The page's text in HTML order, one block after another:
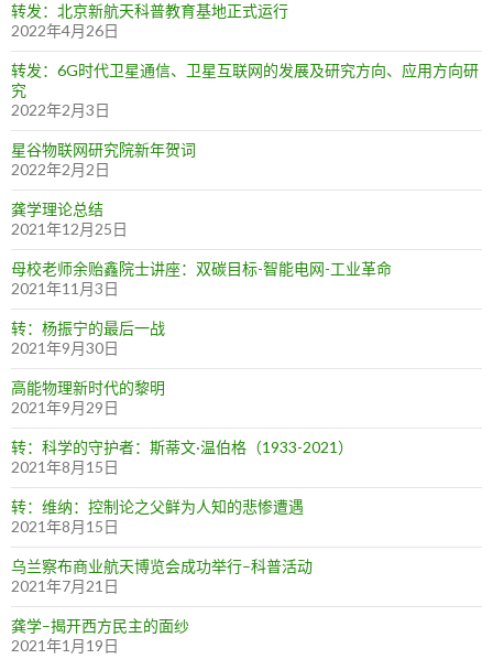
转发：北京新航天科普教育基地正式运行
2022年4月26日
转发：6G时代卫星通信、卫星互联网的发展及研究方向、应用方向研
究
2022年2月3日
星谷物联网研究院新年贺词
2022年2月2日
龚学理论总结
2021年12月25日
母校老师余贻鑫院士讲座：双碳目标-智能电网-工业革命
2021年11月3日
转：杨振宁的最后一战
2021年9月30日
高能物理新时代的黎明
2021年9月29日
转：科学的守护者：斯蒂文·温伯格（1933-2021）
2021年8月15日
转：维纳：控制论之父鲜为人知的悲惨遭遇
2021年8月15日
乌兰察布商业航天博览会成功举行–科普活动
2021年7月21日
龚学–揭开西方民主的面纱
2021年1月19日